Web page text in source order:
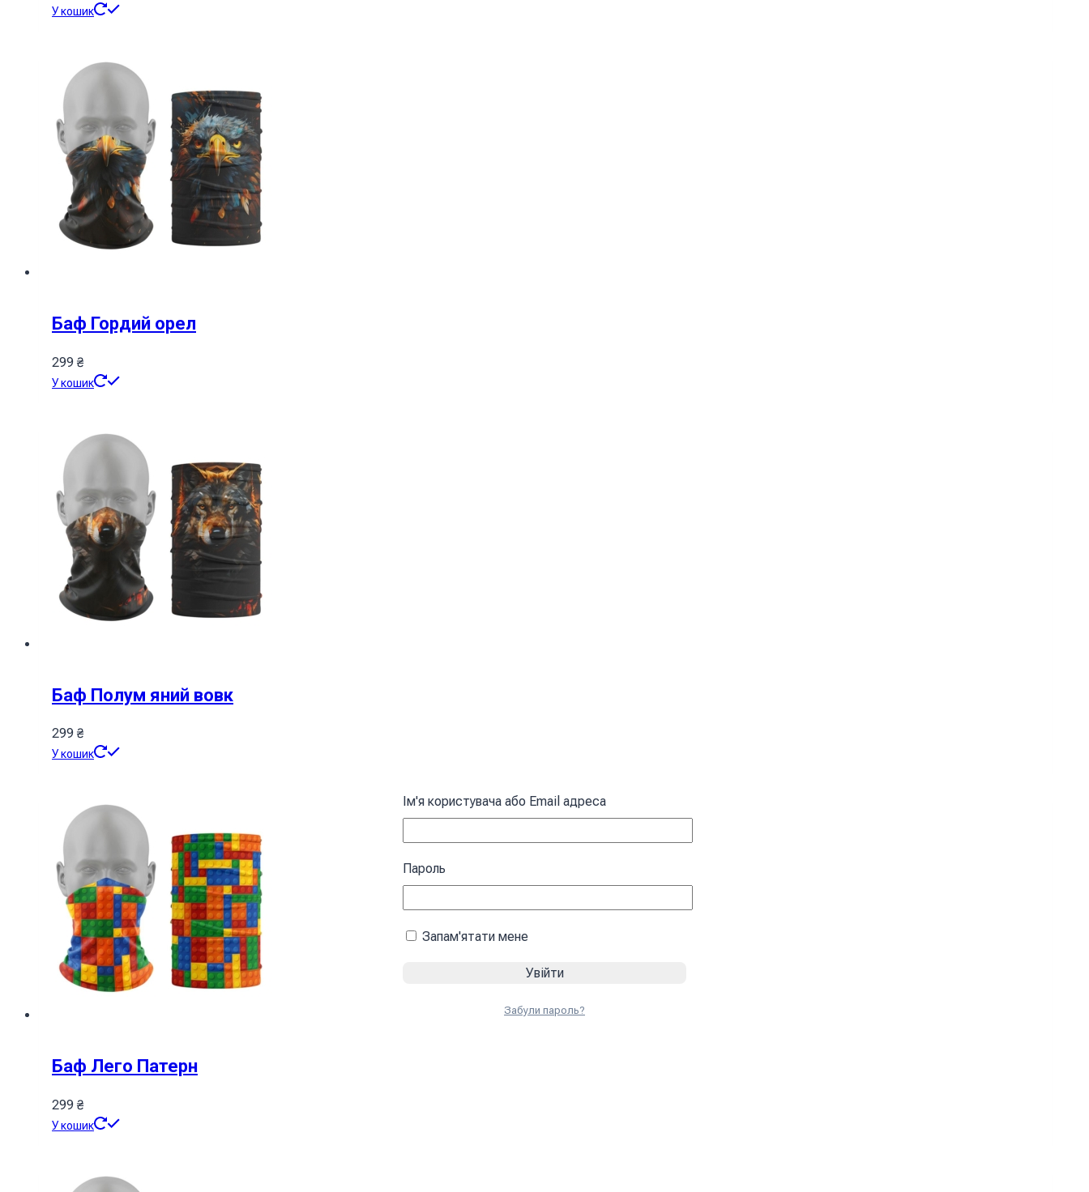
У кошик
Баф Гордий орел
299 ₴
У кошик
Баф Полум яний вовк
299 ₴
У кошик
Баф Лего Патерн
299 ₴
У кошик
Ім'я користувача або Email адреса
Пароль
Запам'ятати мене
Забули пароль?